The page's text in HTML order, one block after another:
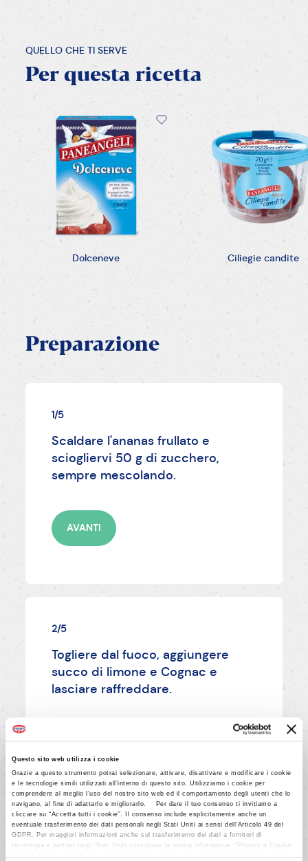
Questo sito web utilizza i cookie
Grazie a questo strumento potrai selezionare, attivare, disattivare e modificare i cookie
e le tecnologie simili utilizzati all’interno di questo sito. Utilizziamo i cookie per
comprendere al meglio l’uso del nostro sito web ed il comportamento degli utenti che lo
navigano, al fine di adattarlo e migliorarlo. Per dare il tuo consenso ti invitiamo a
cliccare su “Accetta tutti i cookie”. Il consenso include esplicitamente anche un
eventuale trasferimento dei dati personali negli Stati Uniti ai sensi dell'Articolo 49 del
GDPR. Per maggiori informazioni anche sul trasferimento dei dati a fornitori di
tecnologia e partner negli Stati Uniti consultare la nostra informativa “Privacy e Cookie
QUELLO CHE TI SERVE
Per questa ricetta
Dolceneve Ciliegie candite
Preparazione
1/5
Scaldare l'ananas frullato e
sciogliervi 50 g di zucchero,
sempre mescolando.
AVANTI
2/5
Togliere dal fuoco, aggiungere
succo di limone e Cognac e
lasciare raffreddare.
AVANTI
3/5